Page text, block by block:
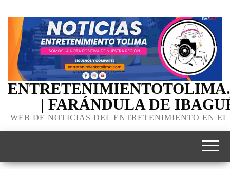
| FARÁNDULA DE
WEB DE NOTICIAS DEL ENTRETENIMIENTO EN